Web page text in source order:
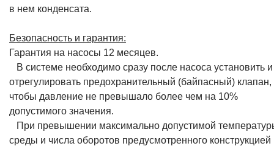
в нем конденсата.
Безопасность и гарантия:
Гарантия на насосы 12 месяцев.
В системе необходимо сразу после насоса установить и
отрегулировать предохранительный (байпасный) клапан,
чтобы давление не превышало более чем на 10%
допустимого значения.
При превышении максимально допустимой
среды и числа оборотов предусмотренного конструкцией